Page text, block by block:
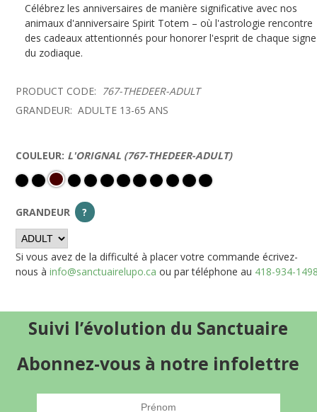
Célébrez les anniversaires de manière significative avec nos
animaux d'anniversaire Spirit Totem – où l'astrologie rencontre
des cadeaux attentionnés pour honorer l'esprit de chaque signe
du zodiaque.
PRODUCT CODE: 767-THEDEER-ADULT
GRANDEUR: ADULTE 13-65 ANS
COULEUR: L'ORIGNAL (767-THEDEER-ADULT)
GRANDEUR ?
Si vous avez de la difficulté à placer votre commande écrivez-
nous à info@sanctuairelupo.ca ou par téléphone au 418-934-
Suivi l’évolution du Sanctuaire
Abonnez-vous à notre infolettre